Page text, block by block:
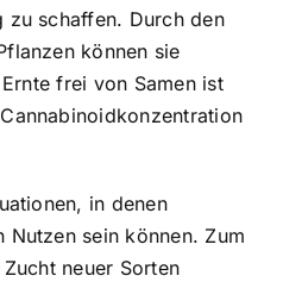
zu schaffen. Durch den
können sie
frei von Samen ist
in denen
Nutzen sein können. Zum
neuer Sorten